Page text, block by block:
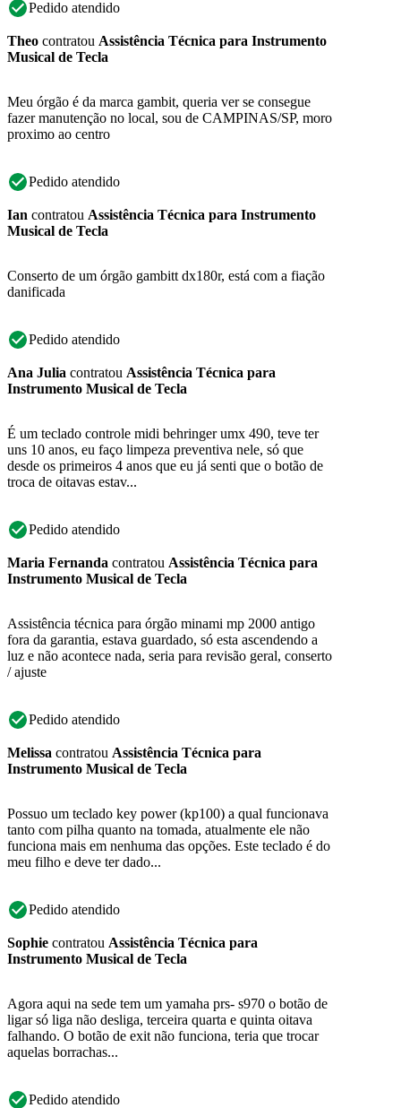
Pedido atendido
Theo contratou Assistência Técnica para Instrumento
Musical de Tecla
Meu órgão é da marca gambit, queria ver se consegue
fazer manutenção no local, sou de CAMPINAS/SP, moro
proximo ao centro
Pedido atendido
Ian contratou Assistência Técnica para Instrumento
Musical de Tecla
Conserto de um órgão gambitt dx180r, está com a fiação
danificada
Pedido atendido
Ana Julia contratou Assistência Técnica para
Instrumento Musical de Tecla
É um teclado controle midi behringer umx 490, teve ter
uns 10 anos, eu faço limpeza preventiva nele, só que
desde os primeiros 4 anos que eu já senti que o botão de
troca de oitavas estav...
Pedido atendido
Maria Fernanda contratou Assistência Técnica para
Instrumento Musical de Tecla
Assistência técnica para órgão minami mp 2000 antigo
fora da garantia, estava guardado, só esta ascendendo a
luz e não acontece nada, seria para revisão geral, conserto
/ ajuste
Pedido atendido
Melissa contratou Assistência Técnica para
Instrumento Musical de Tecla
Possuo um teclado key power (kp100) a qual funcionava
tanto com pilha quanto na tomada, atualmente ele não
funciona mais em nenhuma das opções. Este teclado é do
meu filho e deve ter dado...
Pedido atendido
Sophie contratou Assistência Técnica para
Instrumento Musical de Tecla
Agora aqui na sede tem um yamaha prs- s970 o botão de
ligar só liga não desliga, terceira quarta e quinta oitava
falhando. O botão de exit não funciona, teria que trocar
aquelas borrachas...
Pedido atendido